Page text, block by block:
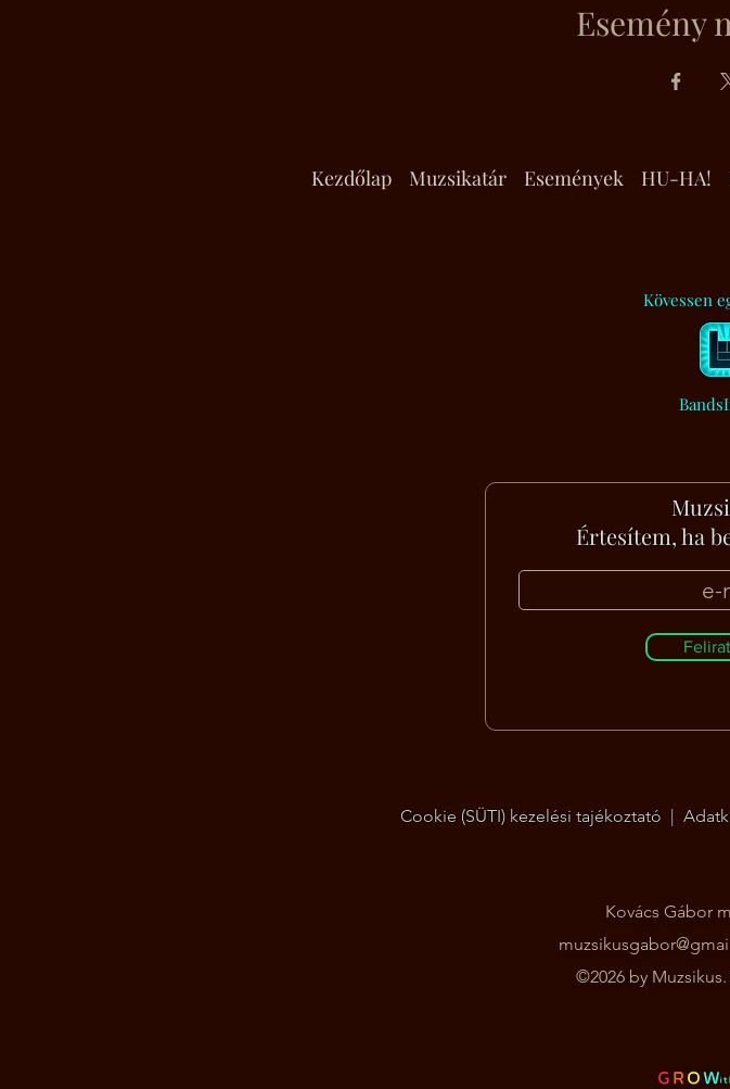
Esemény
Kezdőlap Muzsikatár Események HU-HA!
Kövessen
Értesítem, ha
Cookie (SÜTI) kezelési tajékoztató |
Kovács Gábor
©2026 by